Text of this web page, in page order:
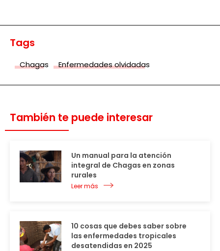
Tags
Chagas Enfermedades olvidadas
También te puede interesar
Un manual para la atención
integral de Chagas en zonas
rurales
Leer más
10 cosas que debes saber sobre
las enfermedades tropicales
desatendidas en 2025